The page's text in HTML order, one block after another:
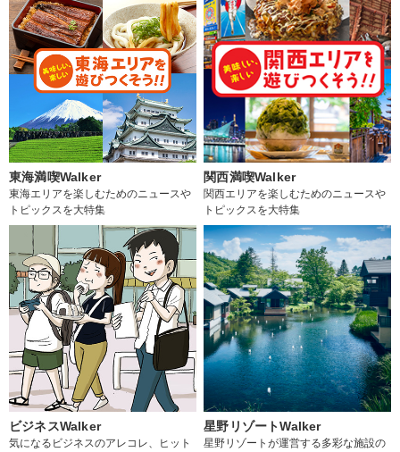
東海満喫Walker
東海エリアを楽しむためのニュースや
トピックスを大特集
関西満喫Walker
関西エリアを楽しむためのニュースや
トピックスを大特集
ビジネスWalker
気になるビジネスのアレコレ、ヒット
星野リゾートWalker
星野リゾートが運営する多彩な施設の